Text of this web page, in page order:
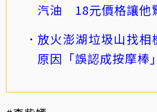
汽油 18元價格讓他
放火澎湖垃圾山找相
原因「誤認成按摩棒」